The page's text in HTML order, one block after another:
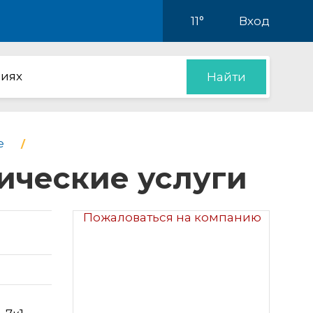
11° Вход
Найти
услуги
Пожаловаться на компанию